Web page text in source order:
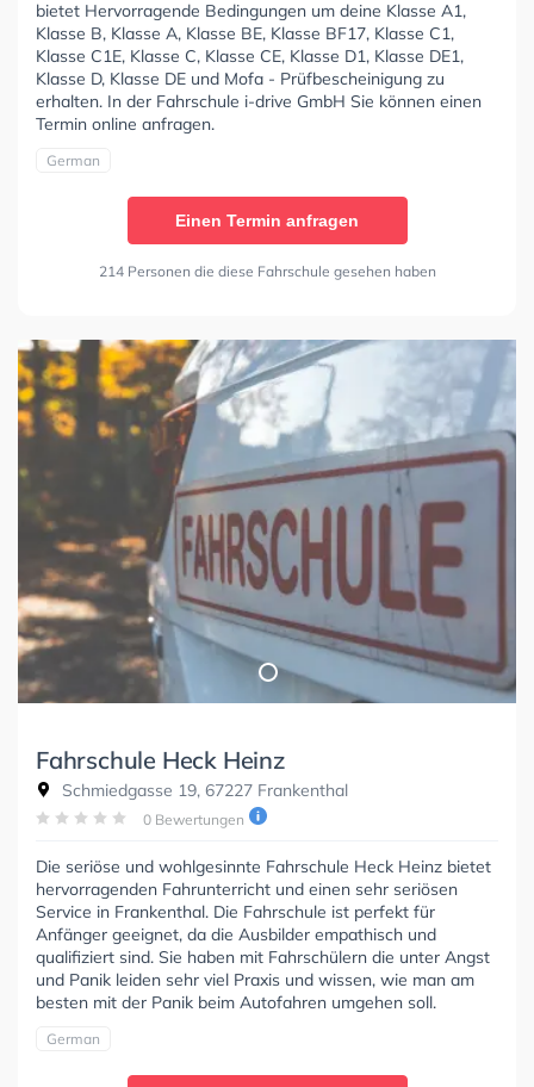
bietet Hervorragende Bedingungen um deine Klasse A1,
Klasse B, Klasse A, Klasse BE, Klasse BF17, Klasse C1,
Klasse C1E, Klasse C, Klasse CE, Klasse D1, Klasse DE1,
Klasse D, Klasse DE und Mofa - Prüfbescheinigung zu
erhalten. In der Fahrschule i-drive GmbH Sie können einen
Termin online anfragen.
German
Einen Termin anfragen
214 Personen die diese Fahrschule gesehen haben
Fahrschule Heck Heinz
Schmiedgasse 19, 67227 Frankenthal
0 Bewertungen
Die seriöse und wohlgesinnte Fahrschule Heck Heinz bietet
hervorragenden Fahrunterricht und einen sehr seriösen
Service in Frankenthal. Die Fahrschule ist perfekt für
Anfänger geeignet, da die Ausbilder empathisch und
qualifiziert sind. Sie haben mit Fahrschülern die unter Angst
und Panik leiden sehr viel Praxis und wissen, wie man am
besten mit der Panik beim Autofahren umgehen soll.
German